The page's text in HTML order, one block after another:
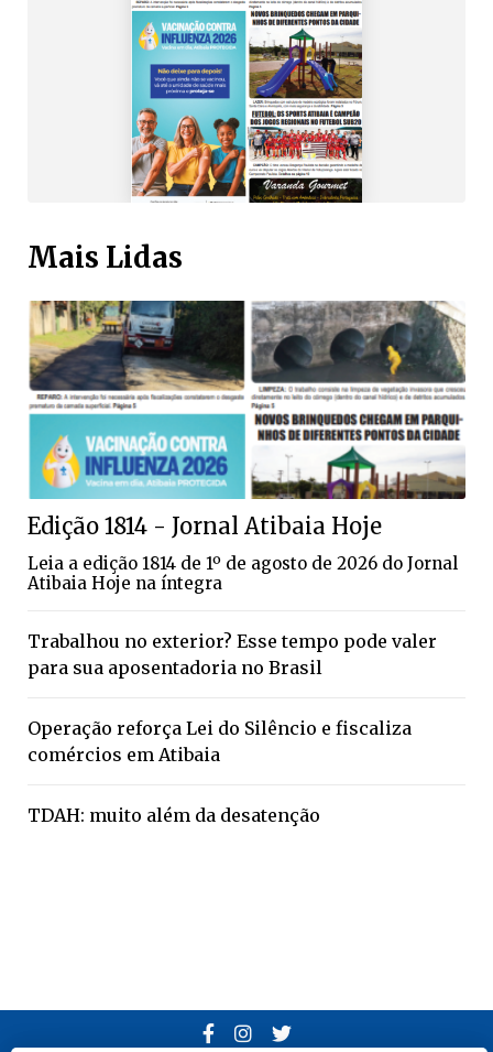
Mais Lidas
Edição 1814 - Jornal Atibaia Hoje
Leia a edição 1814 de 1º de agosto de 2026 do Jornal
Atibaia Hoje na íntegra
Trabalhou no exterior? Esse tempo pode valer
para sua aposentadoria no Brasil
Operação reforça Lei do Silêncio e fiscaliza
comércios em Atibaia
TDAH: muito além da desatenção